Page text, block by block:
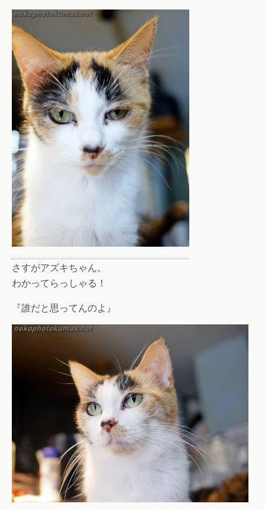
さすがアズキちゃん。
わかってらっしゃる！
『誰だと思ってんのよ』